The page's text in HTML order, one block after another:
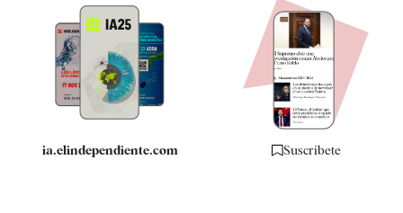
Quiénes somos
Especificaciones
ia.elindependiente.com Suscríbete